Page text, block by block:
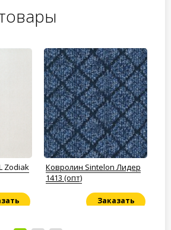
Zodiak
Ковролин Sintelon Лидер
1413 (опт)
Заказать